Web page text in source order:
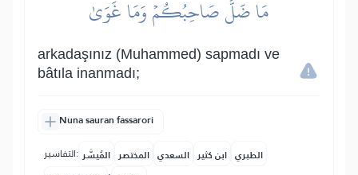
مَا ضَلَّ صَاحِبُكُمۡ وَمَا غَوَىٰ
arkadaşınız (Muhammed) sapmadı ve
bâtıla inanmadı;
Nuna sauran fassarori
التفاسير: المُيسَّر المختصر السعدي ابن كثير الطبري